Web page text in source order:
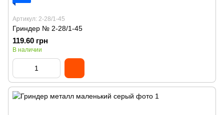
Артикул: 2-28/1-45
Гриндер № 2-28/1-45
119.60 грн
В наличии